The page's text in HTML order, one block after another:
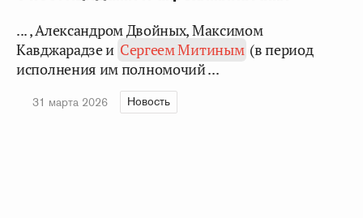
... , Александром Двойных, Максимом
Кавджарадзе и Сергеем Митиным (в период
исполнения им полномочий ...
31 марта 2026 Новость